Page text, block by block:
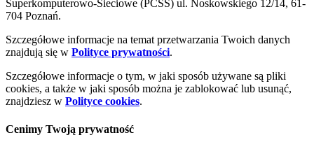
Superkomputerowo-Sieciowe (PCSS) ul. Noskowskiego 12/14, 61-
704 Poznań.
Szczegółowe informacje na temat przetwarzania Twoich danych
znajdują się w Polityce prywatności.
Szczegółowe informacje o tym, w jaki sposób używane są pliki
cookies, a także w jaki sposób można je zablokować lub usunąć,
znajdziesz w Polityce cookies.
Cenimy Twoją prywatność